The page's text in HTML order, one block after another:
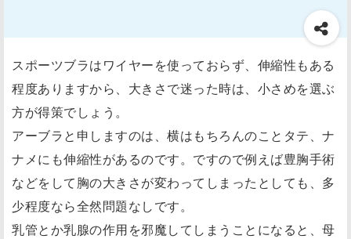
スポーツブラはワイヤーを使っておらず、伸縮性もある
程度ありますから、大きさで迷った時は、小さめを選ぶ
方が得策でしょう。
アーブラと申しますのは、横はもちろんのことタテ、ナ
ナメにも伸縮性があるのです。ですので例えば豊胸手術
などをして胸の大きさが変わってしまったとしても、多
少程度なら全然問題なしです。
乳管とか乳腺の作用を邪魔してしまうことになると、母